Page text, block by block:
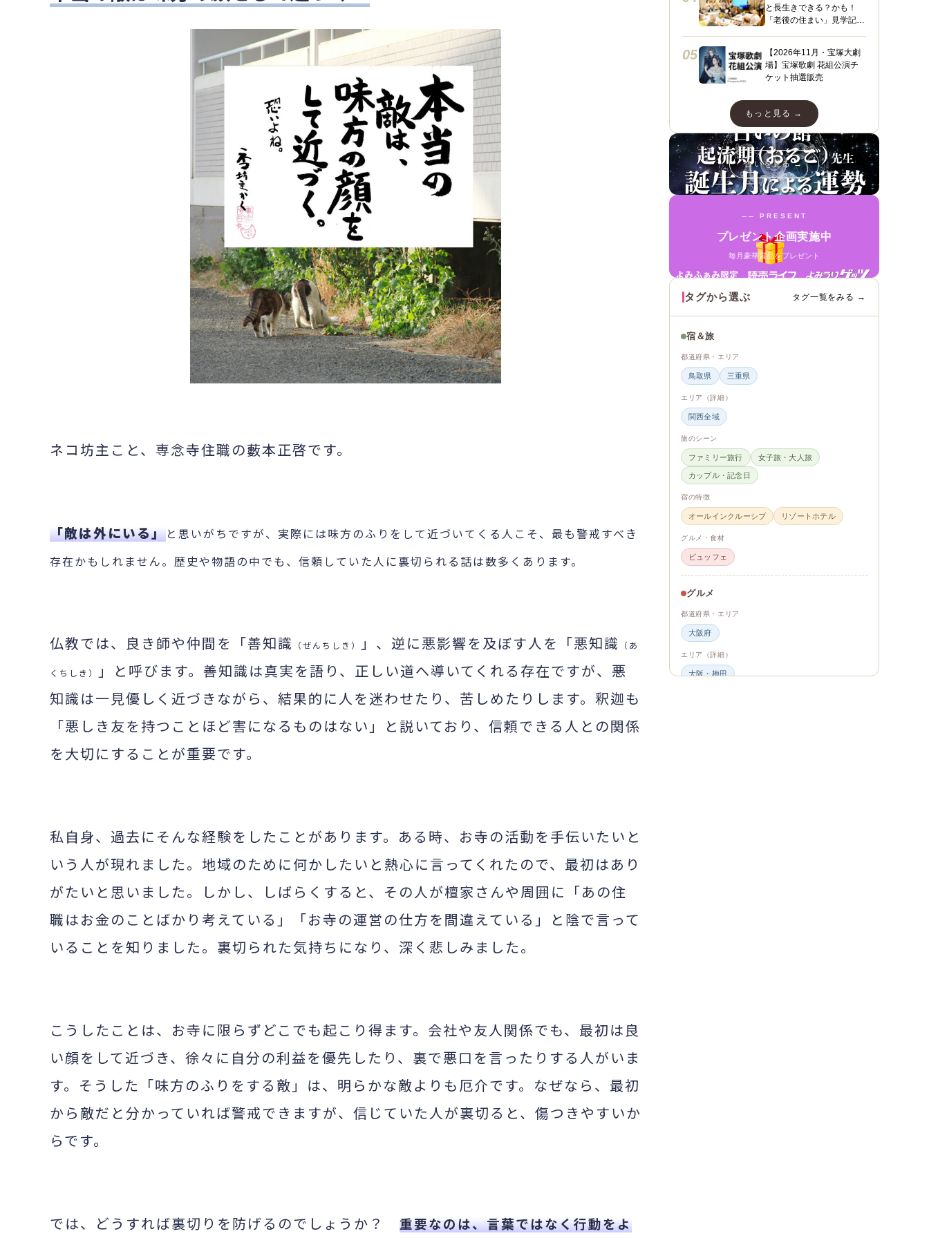
ネコ坊主こと、専念寺住職の藪本正啓です。
「敵は外にいる」と思いがちですが、実際には味方のふりをして近づいてくる人こそ、最も警戒すべき
存在かもしれません。歴史や物語の中でも、信頼していた人に裏切られる話は数多くあります。
仏教では、良き師や仲間を「善知識 （ぜんちしき） 」、逆に悪影響を及ぼす人を「悪知識 （あ
くちしき）
」と呼びます。善知識は真実を語り、正しい道へ導いてくれる存在ですが、悪
知識は一見優しく近づきながら、結果的に人を迷わせたり、苦しめたりします。釈迦も
「悪しき友を持つことほど害になるものはない」と説いており、信頼できる人との関係
を大切にすることが重要です。
私自身、過去にそんな経験をしたことがあります。ある時、お寺の活動を手伝いたいと
いう人が現れました。地域のために何かしたいと熱心に言ってくれたので、最初はあり
がたいと思いました。しかし、しばらくすると、その人が檀家さんや周囲に「あの住
職はお金のことばかり考えている」「お寺の運営の仕方を間違えている」と陰で言って
いることを知りました。裏切られた気持ちになり、深く悲しみました。
こうしたことは、お寺に限らずどこでも起こり得ます。会社や友人関係でも、最初は良
い顔をして近づき、徐々に自分の利益を優先したり、裏で悪口を言ったりする人がいま
す。そうした「味方のふりをする敵」は、明らかな敵よりも厄介です。なぜなら、最初
から敵だと分かっていれば警戒できますが、信じていた人が裏切ると、傷つきやすいか
らです。
では、どうすれば裏切りを防げるのでしょうか？ 重要なのは、言葉ではなく行動をよ
と長生きできる？かも！
「老後の住まい」見学記
05
【2026年11月・宝塚大劇
場】宝塚歌劇 花組公演チ
ケット抽選販売
もっと見る →
占いを見る →
── PRESENT
プレゼント企画実施中
毎月豪華賞品をプレゼント
タグから選ぶ タグ一覧をみる →
宿＆旅
都道府県・エリア
鳥取県 三重県
エリア（詳細）
関西全域
旅のシーン
ファミリー旅行 女子旅・大人旅
カップル・記念日
宿の特徴
オールインクルーシブ リゾートホテル
グルメ・食材
ビュッフェ
グルメ
都道府県・エリア
大阪府
エリア（詳細）
大阪・梅田